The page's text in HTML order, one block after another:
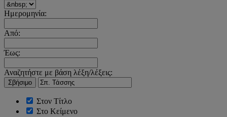
Ημερομηνία:
Από:
Έως:
Αναζητήστε με βάση λέξη/λέξεις:
Σβήσιμο
Στον Τίτλο
Στο Κείμενο